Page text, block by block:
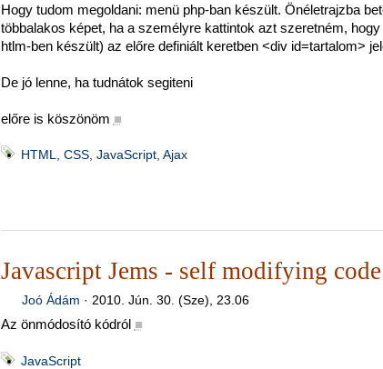
Hogy tudom megoldani: menü php-ban készült. Önéletrajzba
többalakos képet, ha a személyre kattintok azt szeretném,
htlm-ben készült) az előre definiált keretben <div id=tartalom>
De jó lenne, ha tudnátok segiteni
előre is köszönöm ■
HTML, CSS, JavaScript, Ajax
Javascript Jems - self modifying code
Joó Ádám · 2010. Jún. 30. (Sze), 23.06
Az önmódosító kódról ■
JavaScript